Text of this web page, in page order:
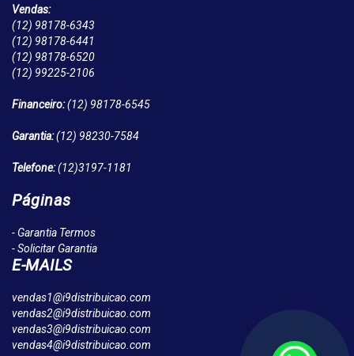
Vendas:
(12) 98178-6343
(12) 98178-6441
(12) 98178-6520
(12) 99225-2106
Financeiro:(12) 98178-6545
Garantia:(12) 98230-7584
Telefone:(12)3197-1181
Páginas
- Garantia Termos
- Solicitar Garantia
E-MAILS
vendas1@i9distribuicao.com
vendas2@i9distribuicao.com
vendas3@i9distribuicao.com
vendas4@i9distribuicao.com